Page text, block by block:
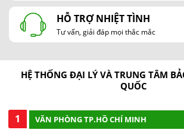
HỖ TRỢ NHIỆT TÌNH
Tư vấn, giải đáp mọi thắc mắc
HỆ THỐNG ĐẠI LÝ VÀ TRUNG TÂM
QUỐC
1 VĂN PHÒNG TP.HỒ CHÍ MINH